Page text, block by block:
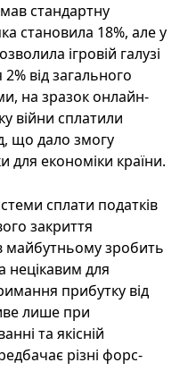
стандартну
становила 18%, але у
ігровій галузі
від загального
на зразок онлайн-
війни сплатили
що дало змогу
для економіки країни.
сплати податків
закриття
майбутньому зробить
нецікавим для
прибутку від
лише при
та якісній
різні форс-